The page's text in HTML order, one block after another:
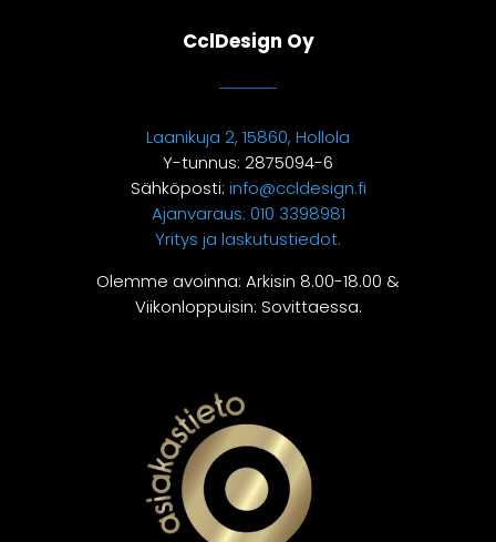
pistetäänkö pinnoitetta päälle?
CclDesign Oy
Laanikuja 2, 15860, Hollola
Y-tunnus: 2875094-6
Sähköposti: info@ccldesign.fi
Ajanvaraus: 010 3398981
Yritys ja laskutustiedot.
Olemme avoinna: Arkisin 8.00-18.00 &
Viikonloppuisin: Sovittaessa.